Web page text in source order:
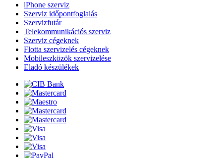
iPhone szerviz
Szerviz időpontfoglalás
Szervizfutár
Telekommunikációs szerviz
Szerviz cégeknek
Flotta szervizelés cégeknek
Mobileszközök szervizelése
Eladó készülékek